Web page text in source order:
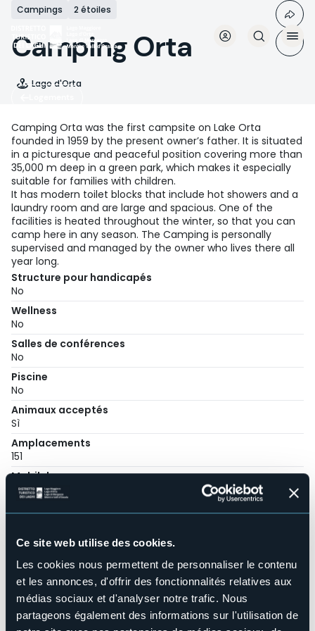
Ce site web utilise des cookies.
Les cookies nous permettent de personnaliser le contenu
et les annonces, d'offrir des fonctionnalités relatives aux
médias sociaux et d'analyser notre trafic. Nous
partageons également des informations sur l'utilisation de
Aller
contenu
principal
Campings 2 étoiles
Camping Orta
Lago d'Orta
Camping Orta was the first campsite on Lake Orta
founded in 1959 by the present owner’s father. It is situated
in a picturesque and peaceful position covering more than
35,000 m deep in a green park, which makes it especially
suitable for families with children.
It has modern toilet blocks that include hot showers and a
laundry room and are large and spacious. One of the
facilities is heated throughout the winter, so that you can
camp here in any season. The Camping is personally
supervised and managed by the owner who lives there all
year long.
Structure pour handicapés
No
Wellness
No
Salles de conférences
No
Piscine
No
Animaux acceptés
Sì
Amplacements
151
Mobilehome
17
E-mail
Site Internet
Téléphone
+39 0322 90267
Codice CIR
003112-CAM-00002